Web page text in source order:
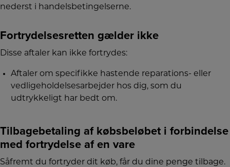
nederst i handelsbetingelserne.
Fortrydelsesretten gælder ikke
Disse aftaler kan ikke fortrydes:
Aftaler om specifikke hastende reparations- eller
vedligeholdelsesarbejder hos dig, som du
udtrykkeligt har bedt om.
Tilbagebetaling af købsbeløbet i forbindelse
med fortrydelse af en vare
Såfremt du fortryder dit køb, får du dine penge tilbage.